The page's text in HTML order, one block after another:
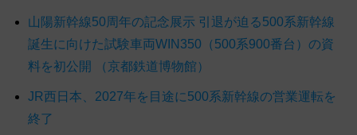
山陽新幹線50周年の記念展示 引退が迫る500系新幹線
誕生に向けた試験車両WIN350（500系900番台）の資
料を初公開 （京都鉄道博物館）
JR西日本、2027年を目途に500系新幹線の営業運転を
終了